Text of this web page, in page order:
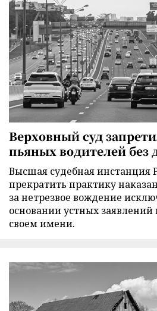
Верховный суд
пьяных водителей без
Высшая судебная инстанция
прекратить практику
за нетрезвое вождение
основании устных
своем имени.